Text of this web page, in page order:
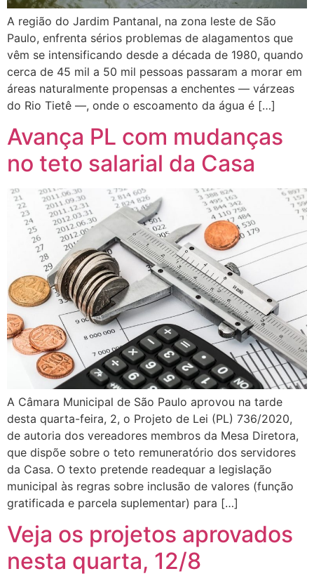
A região do Jardim Pantanal, na zona leste de São
Paulo, enfrenta sérios problemas de alagamentos que
vêm se intensificando desde a década de 1980, quando
cerca de 45 mil a 50 mil pessoas passaram a morar em
áreas naturalmente propensas a enchentes — várzeas
do Rio Tietê —, onde o escoamento da água é […]
Avança PL com mudanças
no teto salarial da Casa
A Câmara Municipal de São Paulo aprovou na tarde
desta quarta-feira, 2, o Projeto de Lei (PL) 736/2020,
de autoria dos vereadores membros da Mesa Diretora,
que dispõe sobre o teto remuneratório dos servidores
da Casa. O texto pretende readequar a legislação
municipal às regras sobre inclusão de valores (função
gratificada e parcela suplementar) para […]
Veja os projetos aprovados
nesta quarta, 12/8